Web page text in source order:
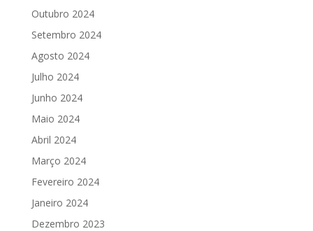
Outubro 2024
Setembro 2024
Agosto 2024
Julho 2024
Junho 2024
Maio 2024
Abril 2024
Março 2024
Fevereiro 2024
Janeiro 2024
Dezembro 2023